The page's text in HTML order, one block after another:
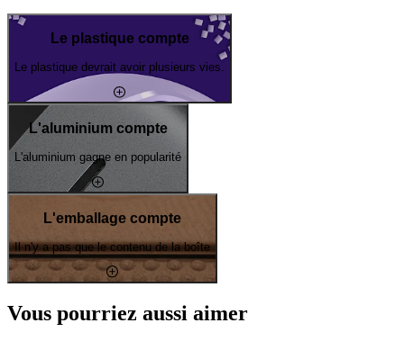
Le plastique compte
Le plastique devrait avoir plusieurs vies.
L'aluminium compte
L'aluminium gagne en popularité
L'emballage compte
Il n'y a pas que le contenu de la boîte
Vous pourriez aussi aimer